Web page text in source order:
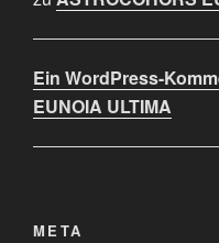
Ein WordPress-
EUNOIA ULTIMA
META